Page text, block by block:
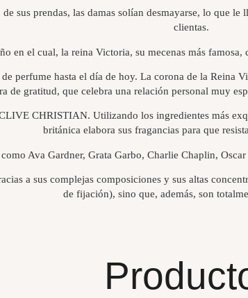
sus prendas, las damas solían desmayarse, lo que
clientas.
en el cual, la reina Victoria, su mecenas más
perfume hasta el día de hoy. La corona de la Reina
de gratitud, que celebra una relación personal muy
CHRISTIAN. Utilizando los ingredientes más
británica elabora sus fragancias para que
como Ava Gardner, Grata Garbo, Charlie Chaplin,
a sus complejas composiciones y sus altas
de fijación), sino que, además, son